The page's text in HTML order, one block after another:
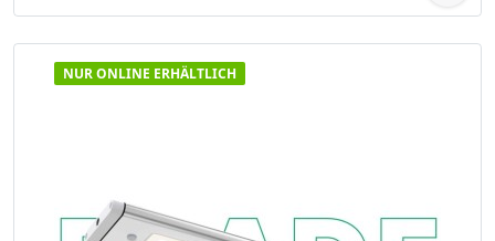
NUR ONLINE ERHÄLTLICH